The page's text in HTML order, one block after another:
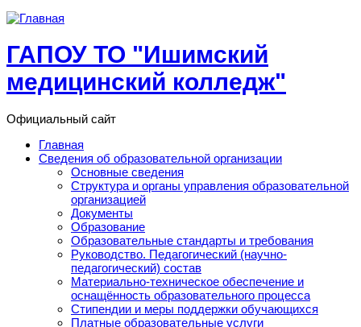
Перейти к основному содержанию
ГАПОУ ТО "Ишимский
медицинский колледж"
Официальный сайт
Главная
Сведения об образовательной организации
Основные сведения
Структура и органы управления образовательной
организацией
Документы
Образование
Образовательные стандарты и требования
Руководство. Педагогический (научно-
педагогический) состав
Материально-техническое обеспечение и
оснащённость образовательного процесса
Стипендии и меры поддержки обучающихся
Платные образовательные услуги